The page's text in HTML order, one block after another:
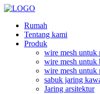
Rumah
Tentang kami
Produk
wire mesh untuk
wire mesh untuk
wire mesh untuk
sabuk jaring
Jaring arsitektur